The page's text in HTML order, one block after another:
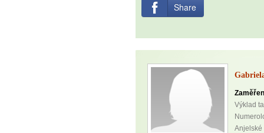
Share
Výklad
Anjelské